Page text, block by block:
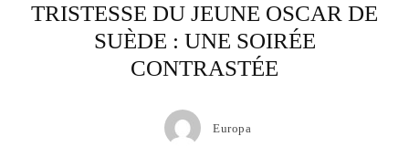
TRISTESSE DU JEUNE OSCAR DE
SUÈDE : UNE SOIRÉE
CONTRASTÉE
Europa